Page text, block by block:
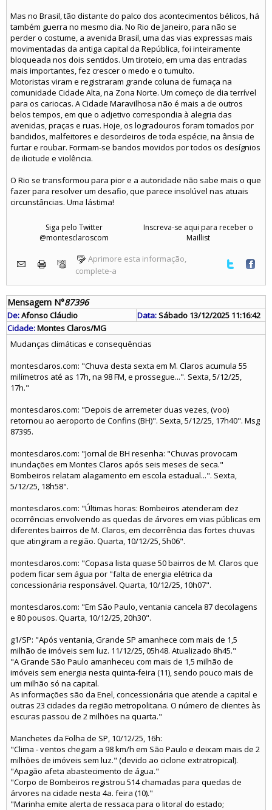
Mas no Brasil, tão distante do palco dos acontecimentos bélicos, há
também guerra no mesmo dia. No Rio de Janeiro, para não se
perder o costume, a avenida Brasil, uma das vias expressas mais
movimentadas da antiga capital da República, foi inteiramente
bloqueada nos dois sentidos. Um tiroteio, em uma das entradas
mais importantes, fez crescer o medo e o tumulto.
Motoristas viram e registraram grande coluna de fumaça na
comunidade Cidade Alta, na Zona Norte. Um começo de dia terrível
para os cariocas. A Cidade Maravilhosa não é mais a de outros
belos tempos, em que o adjetivo correspondia à alegria das
avenidas, praças e ruas. Hoje, os logradouros foram tomados por
bandidos, malfeitores e desordeiros de toda espécie, na ânsia de
furtar e roubar. Formam-se bandos movidos por todos os desígnios
de ilicitude e violência.
O Rio se transformou para pior e a autoridade não sabe mais o que
fazer para resolver um desafio, que parece insolúvel nas atuais
circunstâncias. Uma lástima!
Siga pelo Twitter
@montesclaroscom
Inscreva-se aqui para receber o
Maillist
Aprimore esta informação,
complete-a
Mensagem N°87396
De:Afonso Cláudio Data:Sábado 13/12/2025 11:16:42
Cidade:Montes Claros/MG
Mudanças climáticas e consequências
montesclaros.com: "Chuva desta sexta em M. Claros acumula 55
milímetros até as 17h, na 98 FM, e prossegue...". Sexta, 5/12/25,
17h."
montesclaros.com: "Depois de arremeter duas vezes, (voo)
retornou ao aeroporto de Confins (BH)". Sexta, 5/12/25, 17h40". Msg
87395.
montesclaros.com: "Jornal de BH resenha: "Chuvas provocam
inundações em Montes Claros após seis meses de seca."
Bombeiros relatam alagamento em escola estadual...". Sexta,
5/12/25, 18h58".
montesclaros.com: "Últimas horas: Bombeiros atenderam dez
ocorrências envolvendo as quedas de árvores em vias públicas em
diferentes bairros de M. Claros, em decorrência das fortes chuvas
que atingiram a região. Quarta, 10/12/25, 5h06".
montesclaros.com: "Copasa lista quase 50 bairros de M. Claros que
podem ficar sem água por "falta de energia elétrica da
concessionária responsável. Quarta, 10/12/25, 10h07".
montesclaros.com: "Em São Paulo, ventania cancela 87 decolagens
e 80 pousos. Quarta, 10/12/25, 20h30".
g1/SP: "Após ventania, Grande SP amanhece com mais de 1,5
milhão de imóveis sem luz. 11/12/25, 05h48. Atualizado 8h45."
"A Grande São Paulo amanheceu com mais de 1,5 milhão de
imóveis sem energia nesta quinta-feira (11), sendo pouco mais de
um milhão só na capital.
As informações são da Enel, concessionária que atende a capital e
outras 23 cidades da região metropolitana. O número de clientes às
escuras passou de 2 milhões na quarta."
Manchetes da Folha de SP, 10/12/25, 16h:
"Clima - ventos chegam a 98 km/h em São Paulo e deixam mais de 2
milhões de imóveis sem luz." (devido ao ciclone extratropical).
"Apagão afeta abastecimento de água."
"Corpo de Bombeiros registrou 514 chamadas para quedas de
árvores na cidade nesta 4a. feira (10)."
"Marinha emite alerta de ressaca para o litoral do estado;